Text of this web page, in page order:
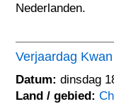
Nederlanden.
Verjaardag
Datum: dinsdag
Land / gebied: